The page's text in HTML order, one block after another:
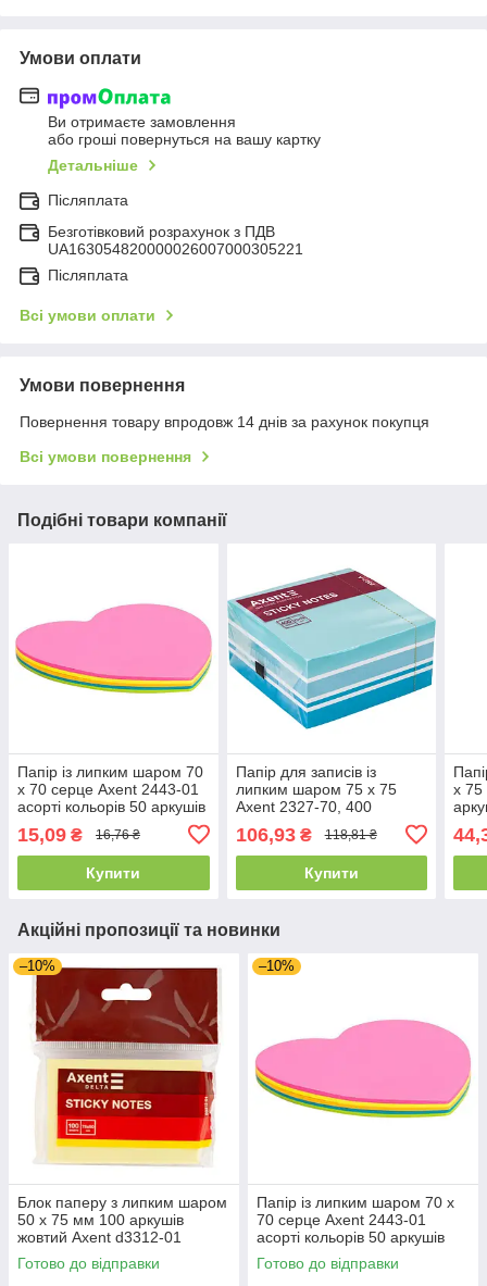
Умови оплати
Ви отримаєте замовлення
або гроші повернуться на вашу картку
Детальніше
Післяплата
Безготівковий розрахунок з ПДВ
UA163054820000026007000305221
Післяплата
Всі умови оплати
Умови повернення
Повернення товару впродовж 14 днів за рахунок покупця
Всі умови повернення
Подібні товари компанії
Папір із липким шаром 70
х 70 серце Axent 2443-01
асорті кольорів 50 аркушів
15,09 ₴ 16,76 ₴
Купити
Папір для записів із
липким шаром 75 х 75
Axent 2327-70, 400
106,93₴ 118,81 ₴
Купити
х 75
Акційні пропозиції та новинки
–10%
Блок паперу з липким шаром
50 x 75 мм 100 аркушів
жовтий Axent d3312-01
Готово до відправки
–10%
Папір із липким шаром 70 х
70 серце Axent 2443-01
асорті кольорів 50 аркушів
Готово до відправки